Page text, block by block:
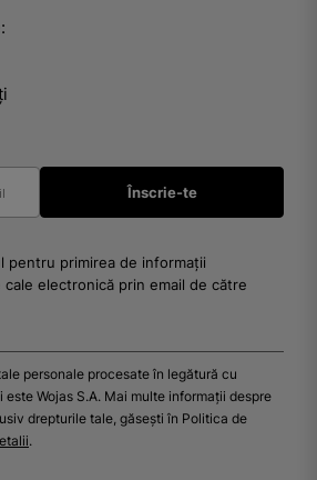
pentru primirea de informații
electronică prin email de către
personale procesate în legătură cu
Wojas S.A. Mai multe informații despre
drepturile tale, găsești în Politica de
.